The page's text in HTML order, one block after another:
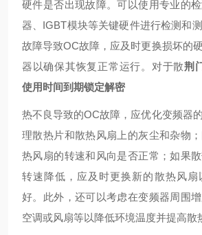
硬件是否出现故障。可以使用专业的
器、IGBT模块等关键硬件进行检测和
故障导致OC故障，应及时更换损坏的
器以确保其恢复正常运行。对于散荆
使用时间到期锁定解密
热不良导致的OC故障，应优化变频器
理散热片和散热风扇上的灰尘和杂物
热风扇的转速和风向是否正常；如果
转速降低，应及时更换新的散热风扇
好。此外，还可以考虑在变频器周围
空调或风扇等以降低环境温度并提高散